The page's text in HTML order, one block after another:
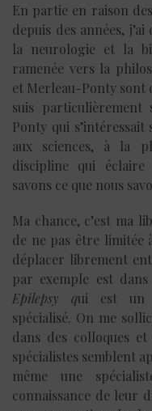
En partie en raison
depuis des années,
la neurologie et la
ramenée vers la
et Merleau-Ponty sont
suis particulièrement
Ponty qui
aux sciences, à la
discipline qui
savons ce que nous
Ma chance, c’est ma
de ne pas être limitée
déplacer librement
par exemple est dans
Epilepsy qui est un
spécialisé. On me
dans des colloques et
spécialistes semblent
même une
connaissance de leur